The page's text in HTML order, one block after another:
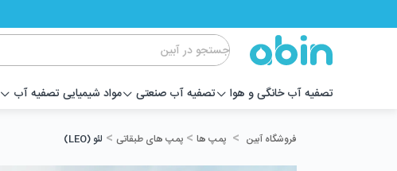
تصفیه آب خانگی و هوا تصفیه آب صنعتی مواد شیمیایی تصفیه آب
فروشگاه آبین > پمپ ها > پمپ های طبقاتی > لئو (LEO)